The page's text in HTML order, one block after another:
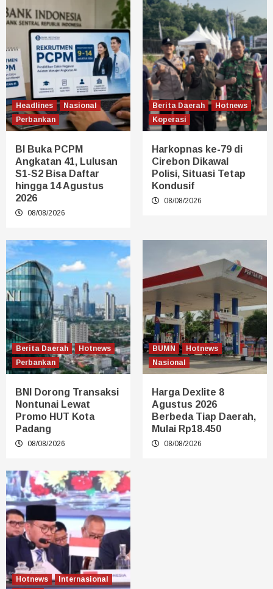
Headlines
Nasional
Perbankan
BI Buka PCPM
Angkatan 41, Lulusan
S1-S2 Bisa Daftar
hingga 14 Agustus
2026
08/08/2026
Berita Daerah
Hotnews
Koperasi
Harkopnas ke-79 di
Cirebon Dikawal
Polisi, Situasi Tetap
Kondusif
08/08/2026
Berita Daerah
Hotnews
Perbankan
BNI Dorong Transaksi
Nontunai Lewat
Promo HUT Kota
Padang
08/08/2026
BUMN
Hotnews
Nasional
Harga Dexlite 8
Agustus 2026
Berbeda Tiap Daerah,
Mulai Rp18.450
08/08/2026
Hotnews Internasional